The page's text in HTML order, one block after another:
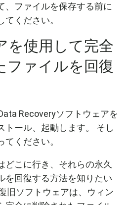
、ファイルを保存する前に
ください。
を使用して完全
ファイルを回復
Recoveryソフトウェアを
トール、起動します。 そし
ください。
どこに行き、それらの永久
を回復する方法を知りたい
旧ソフトウェアは、ウィン